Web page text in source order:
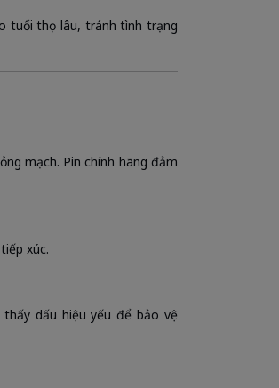
tuổi thọ lâu, tránh tình trạng
mạch. Pin chính hãng đảm
xúc.
dấu hiệu yếu để bảo vệ